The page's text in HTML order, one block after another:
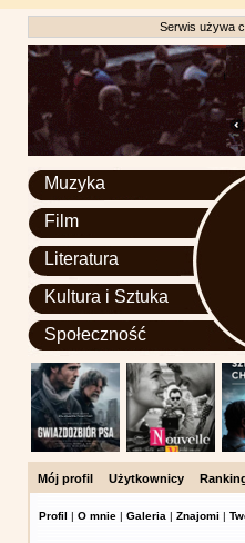
Serwis używa
Muzyka
Film
Literatura
Kultura i Sztuka
Społeczność
Mój profil Użytkownicy
Profil | O mnie | Galeria | Znajomi |